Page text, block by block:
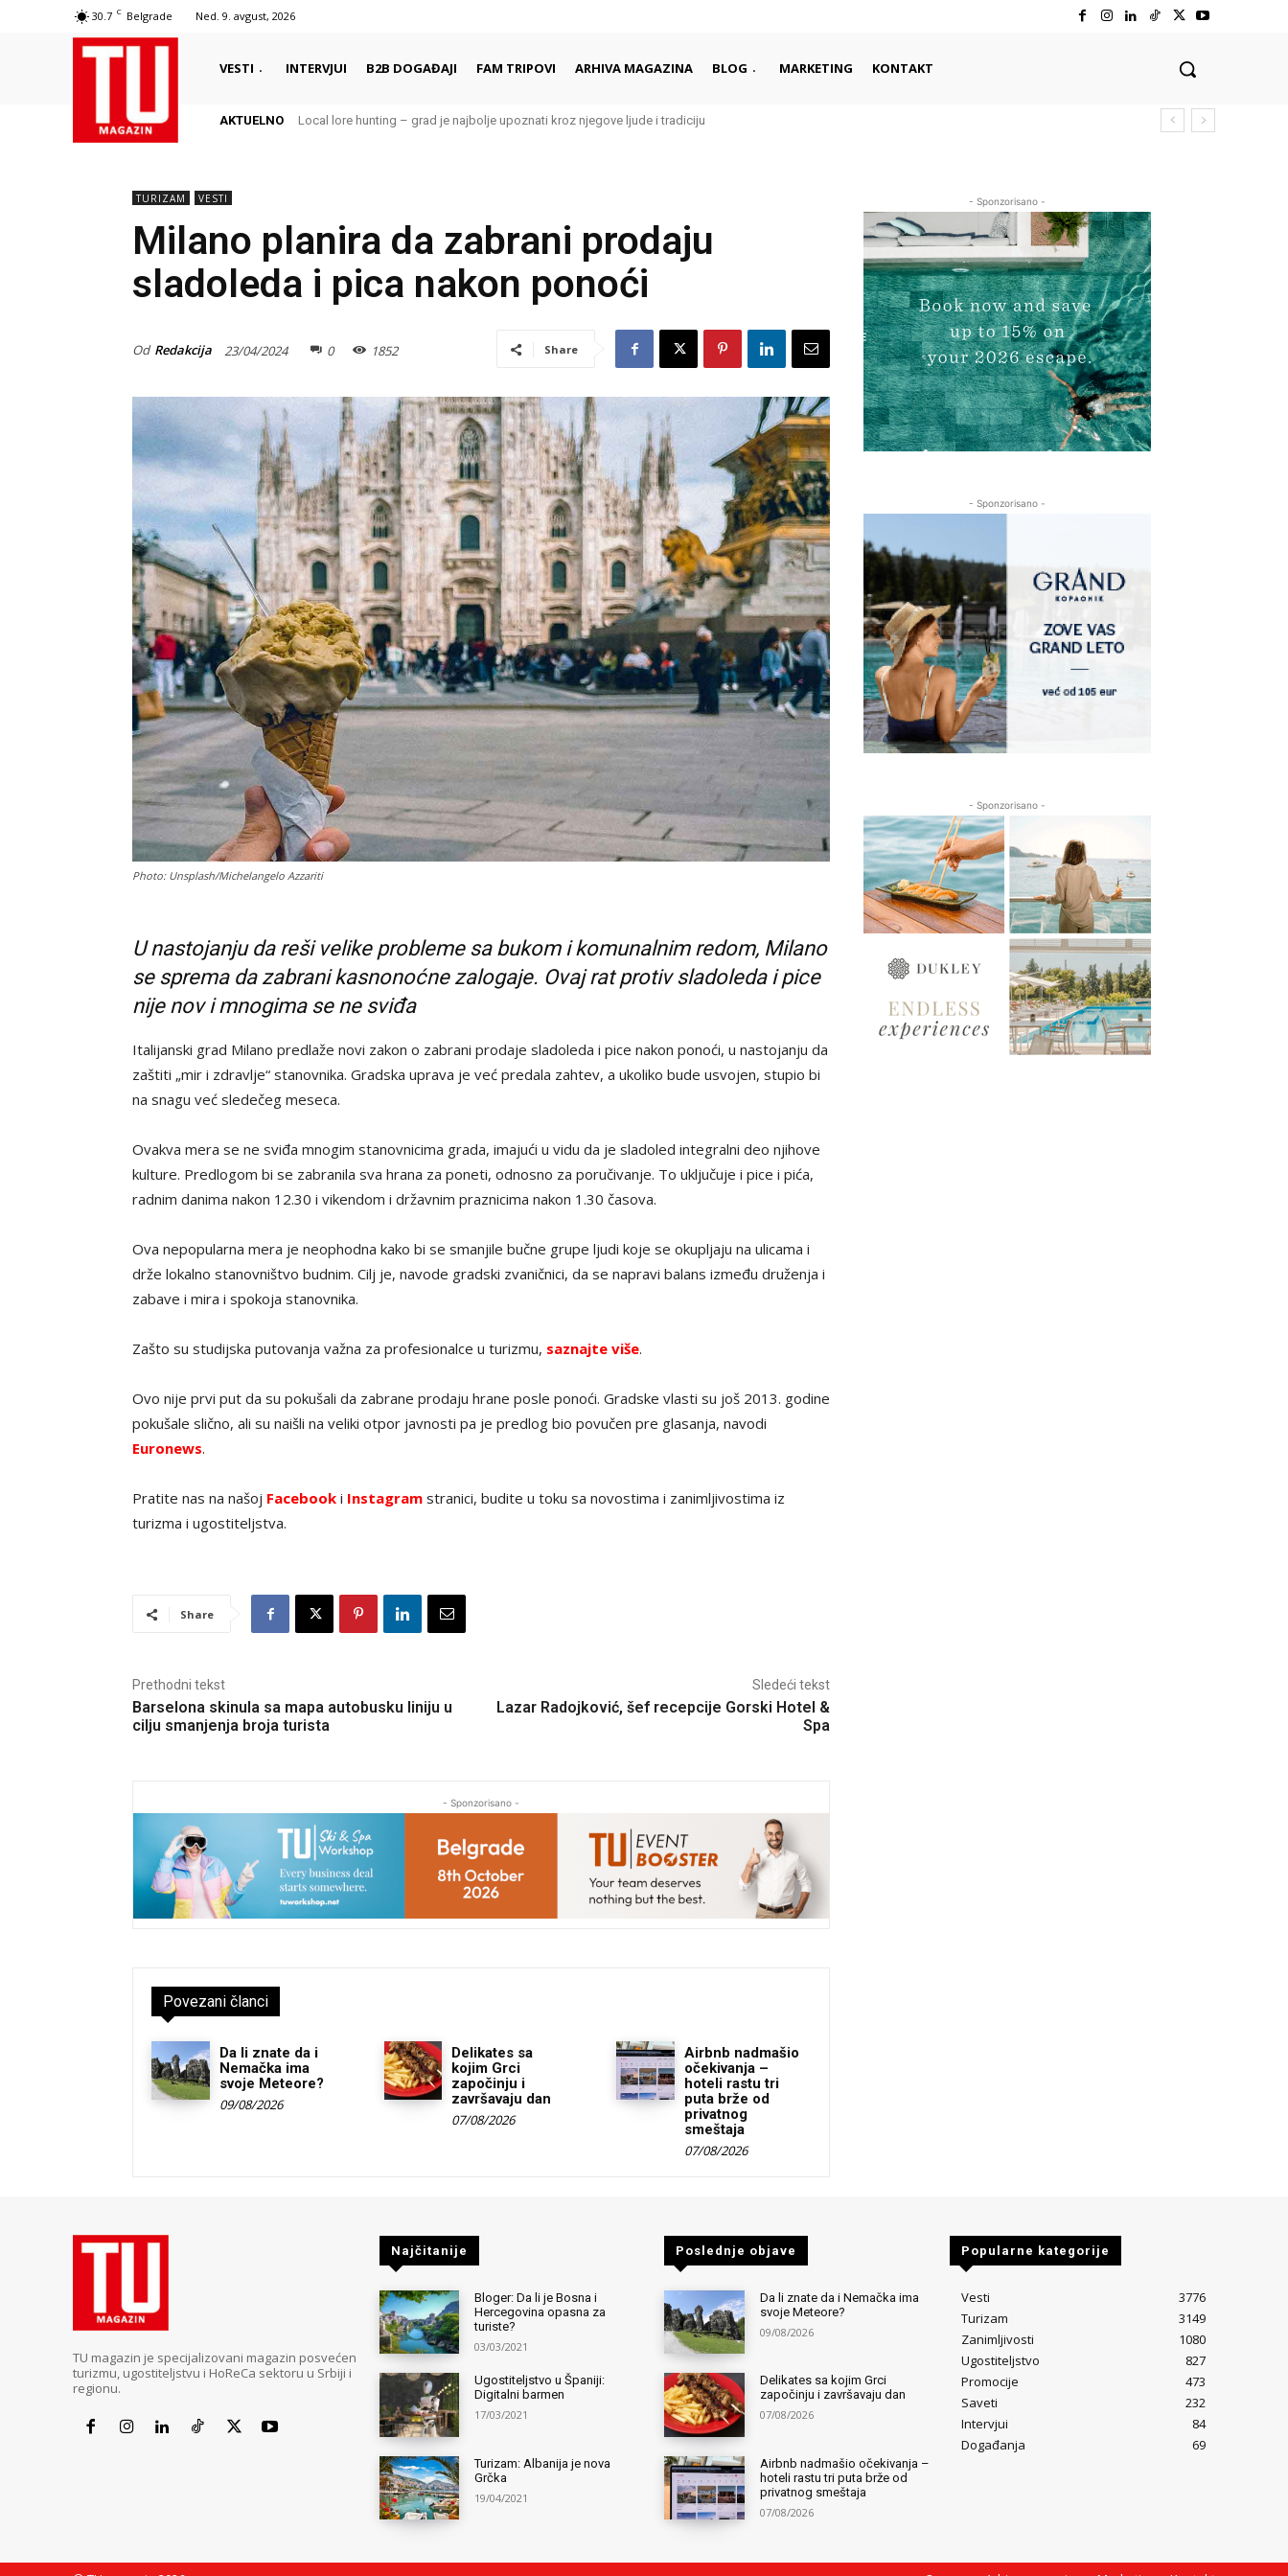
30.7 C Belgrade Ned. 9. avgust, 2026
VESTI INTERVJUI B2B DOGAĐAJI FAM TRIPOVI ARHIVA MAGAZINA BLOG MARKETING KONTAKT
AKTUELNO Local lore hunting – grad je najbolje upoznati kroz njegove ljude i tradiciju
TURIZAM VESTI
Milano planira da zabrani prodaju
sladoleda i pica nakon ponoći
Od Redakcija 23/04/2024 0 1852 Share
Photo: Unsplash/Michelangelo Azzariti
U nastojanju da reši velike probleme sa bukom i komunalnim redom, Milano
se sprema da zabrani kasnonoćne zalogaje. Ovaj rat protiv sladoleda i pice
nije nov i mnogima se ne sviđa
Italijanski grad Milano predlaže novi zakon o zabrani prodaje sladoleda i pice nakon ponoći, u nastojanju da
zaštiti „mir i zdravlje“ stanovnika. Gradska uprava je već predala zahtev, a ukoliko bude usvojen, stupio bi
na snagu već sledečeg meseca.
Ovakva mera se ne sviđa mnogim stanovnicima grada, imajući u vidu da je sladoled integralni deo njihove
kulture. Predlogom bi se zabranila sva hrana za poneti, odnosno za poručivanje. To uključuje i pice i pića,
radnim danima nakon 12.30 i vikendom i državnim praznicima nakon 1.30 časova.
Ova nepopularna mera je neophodna kako bi se smanjile bučne grupe ljudi koje se okupljaju na ulicama i
drže lokalno stanovništvo budnim. Cilj je, navode gradski zvaničnici, da se napravi balans između druženja i
zabave i mira i spokoja stanovnika.
Zašto su studijska putovanja važna za profesionalce u turizmu, saznajte više.
Ovo nije prvi put da su pokušali da zabrane prodaju hrane posle ponoći. Gradske vlasti su još 2013. godine
pokušale slično, ali su naišli na veliki otpor javnosti pa je predlog bio povučen pre glasanja, navodi
Euronews.
Pratite nas na našoj Facebook i Instagram stranici, budite u toku sa novostima i zanimljivostima iz
turizma i ugostiteljstva.
Share
Prethodni tekst
Barselona skinula sa mapa autobusku liniju u
cilju smanjenja broja turista
Sledeći tekst
Lazar Radojković, šef recepcije Gorski Hotel &
Spa
- Sponzorisano -
Povezani članci
Da li znate da i
Nemačka ima
svoje Meteore?
09/08/2026
Delikates sa
kojim Grci
započinju i
završavaju dan
07/08/2026
Airbnb nadmašio
očekivanja –
hoteli rastu tri
puta brže od
privatnog
smeštaja
07/08/2026
- Sponzorisano -
- Sponzorisano -
- Sponzorisano -
TU magazin je specijalizovani magazin posvećen
turizmu, ugostiteljstvu i HoReCa sektoru u Srbiji i
regionu.
Najčitanije
Bloger: Da li je Bosna i
Hercegovina opasna za
turiste?
03/03/2021
Ugostiteljstvo u Španiji:
Digitalni barmen
17/03/2021
Turizam: Albanija je nova
Grčka
19/04/2021
Poslednje objave
Da li znate da i Nemačka ima
svoje Meteore?
09/08/2026
Delikates sa kojim Grci
započinju i završavaju dan
07/08/2026
Airbnb nadmašio očekivanja –
hoteli rastu tri puta brže od
privatnog smeštaja
07/08/2026
Popularne kategorije
Vesti
3776
Turizam
3149
Zanimljivosti
1080
Ugostiteljstvo
827
Promocije
473
Saveti
232
Intervjui
84
Događanja
69